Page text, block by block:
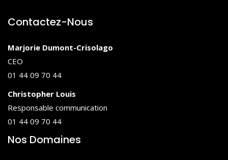
Contactez-Nous
Marjorie Dumont-Crisolago
CEO
01 44 09 70 44
Christopher Louis
Responsable communication
01 44 09 70 44
Nos Domaines